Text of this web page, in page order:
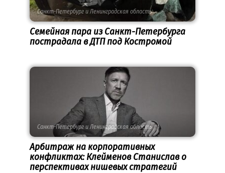
Санкт-Петербург и Ленинградская область
Семейная пара из Санкт-Петербурга
пострадала в ДТП под Костромой
Санкт-Петербург и Ленинградская область
Арбитраж на корпоративных
конфликтах: Клейменов Станислав о
перспективах нишевых стратегий